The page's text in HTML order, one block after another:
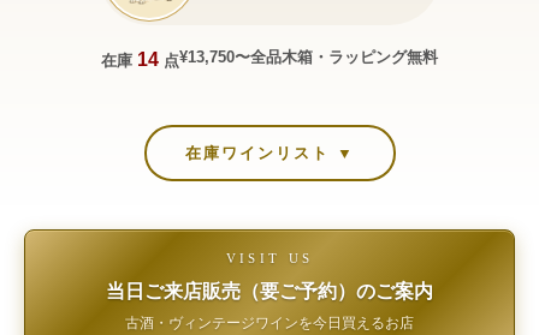
在庫 14 点¥13,750〜全品木箱・ラッピング無料
在庫ワインリスト ▼
VISIT US
当日ご来店販売（要ご予約）のご案内
古酒・ヴィンテージワインを今日買えるお店